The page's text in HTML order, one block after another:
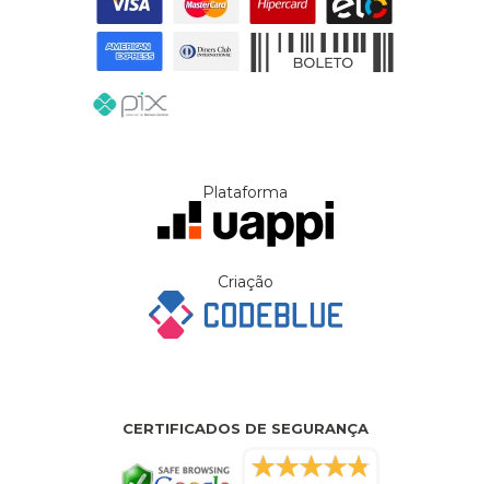
Plataforma
Criação
CERTIFICADOS DE SEGURANÇA